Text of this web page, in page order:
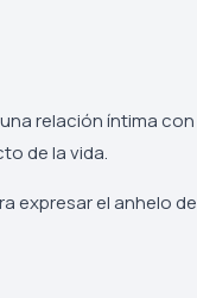
relación íntima con
de la vida.
expresar el anhelo de